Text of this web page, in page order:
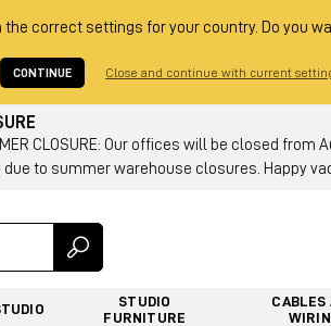
correct settings for your country. Do you
CONTINUE Close and continue with current
CLOSURE: Our offices will be closed
to summer warehouse closures. Happy
STUDIO
FURNITURE
CABLES